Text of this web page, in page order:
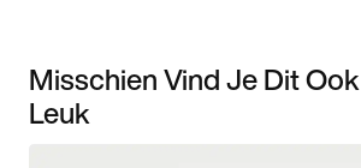
Misschien Vind Je Dit Ook
Leuk